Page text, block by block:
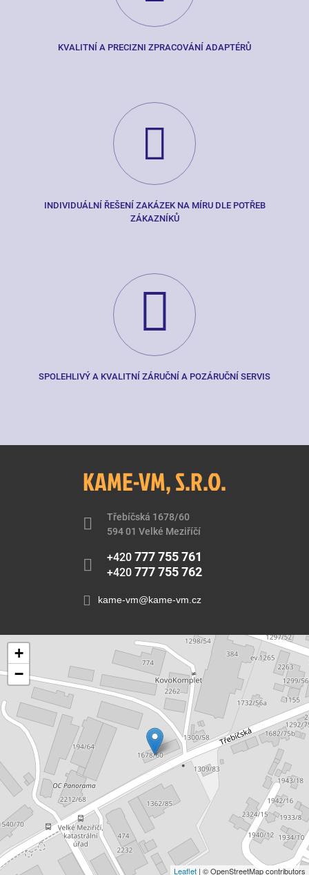
KVALITNÍ A PRECIZNI ZPRACOVÁNÍ ADAPTÉRŮ
INDIVIDUÁLNÍ ŘEŠENÍ ZAKÁZEK NA MÍRU DLE POTŘEB
ZÁKAZNÍKŮ
SPOLEHLIVÝ A KVALITNÍ ZÁRUČNÍ A POZÁRUČNÍ SERVIS
KAME-VM, S.R.O.
Třebíčská 1678/60
594 01 Velké Meziříčí
+420 777 755 761
+420 777 755 762
kame-vm@kame-vm.cz
+
−
Leaflet | © OpenStreetMap contributors